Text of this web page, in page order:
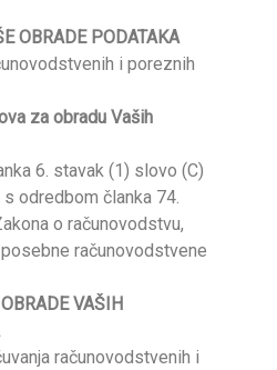
OBRADE PODATAKA
i poreznih
za obradu Vaših
6. stavak (1) slovo (C)
s odredbom članka 74.
o računovodstvu,
računovodstvene
VAŠIH
računovodstvenih i